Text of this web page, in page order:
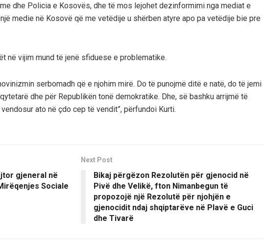
dhe Policia e Kosovës, dhe të mos lejohet dezinformimi nga mediat e
medie në Kosovë që me vetëdije u shërben atyre apo pa vetëdije bie pre
në vijim mund të jenë sfiduese e problematike.
serbomadh që e njohim mirë. Do të punojmë ditë e natë, do të jemi
dhe për Republikën tonë demokratike. Dhe, së bashku arrijmë të
ato në çdo cep të vendit”, përfundoi Kurti.
gjeneral në
Sociale
Next Post
Bikaj përgëzon Rezolutën për gjenocid në
Pivë dhe Velikë, fton Nimanbegun të
propozojë një Rezolutë për njohjën e
gjenocidit ndaj shqiptarëve në Plavë e Guci
dhe Tivarë